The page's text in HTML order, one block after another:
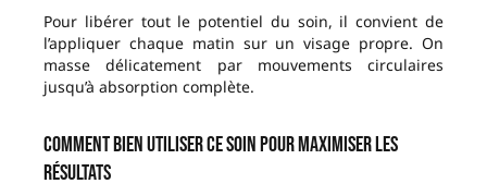
Pour libérer tout le potentiel du soin, il convient de
l’appliquer chaque matin sur un visage propre. On
masse délicatement par mouvements circulaires
jusqu’à absorption complète.
Comment bien utiliser ce soin pour maximiser les
résultats